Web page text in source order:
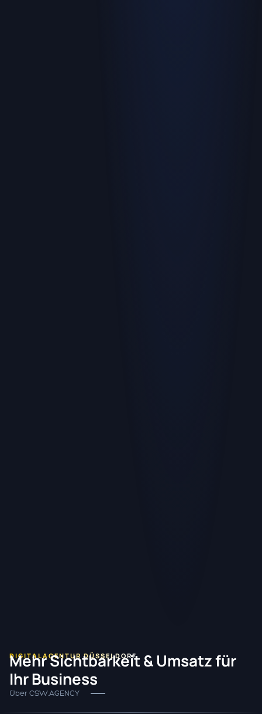
DIGITALAGENTUR DÜSSELDORF
Mehr Sichtbarkeit & Umsatz für
Ihr Business
Über CSW.AGENCY